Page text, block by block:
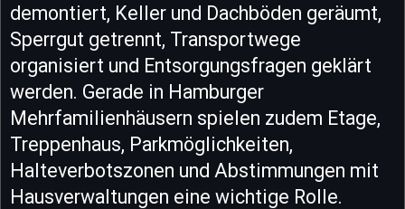
demontiert, Keller und Dachböden geräumt,
Sperrgut getrennt, Transportwege
organisiert und Entsorgungsfragen geklärt
werden. Gerade in Hamburger
Mehrfamilienhäusern spielen zudem Etage,
Treppenhaus, Parkmöglichkeiten,
Halteverbotszonen und Abstimmungen mit
Hausverwaltungen eine wichtige Rolle.